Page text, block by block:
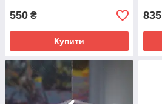
550 ₴
Купити
835